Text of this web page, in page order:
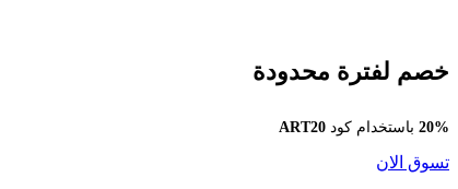
خصم لفترة محدودة
20% باستخدام كود ART20
تسوق الان